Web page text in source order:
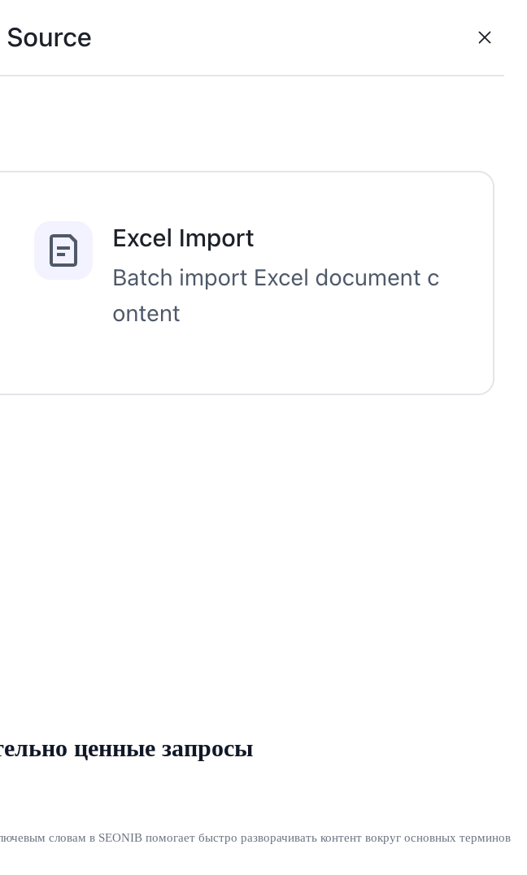
ценные запросы
словам в SEONIB помогает быстро разворачивать контент вокруг основных терминов